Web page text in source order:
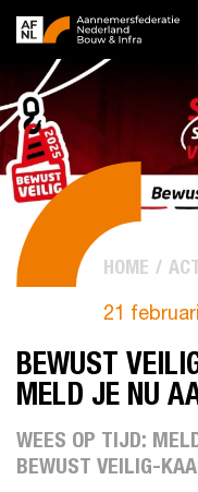
HOME
21
BEWUST
MELD JE NU
WEES OP TIJD:
BEWUST VEILIG-